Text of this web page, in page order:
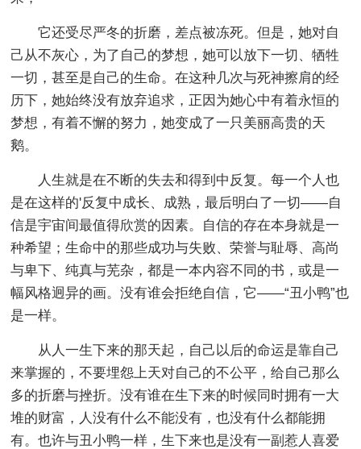
它还受尽严冬的折磨，差点被冻死。但是，她对自
己从不灰心，为了自己的梦想，她可以放下一切、牺牲
一切，甚至是自己的生命。在这种几次与死神擦肩的经
历下，她始终没有放弃追求，正因为她心中有着永恒的
梦想，有着不懈的努力，她变成了一只美丽高贵的天
鹅。
人生就是在不断的失去和得到中反复。每一个人也
是在这样的'反复中成长、成熟，最后明白了一切——自
信是宇宙间最值得欣赏的因素。自信的存在本身就是一
种希望；生命中的那些成功与失败、荣誉与耻辱、高尚
与卑下、纯真与芜杂，都是一本内容不同的书，或是一
幅风格迥异的画。没有谁会拒绝自信，它——“丑小鸭”也
是一样。
从人一生下来的那天起，自己以后的命运是靠自己
来掌握的，不要埋怨上天对自己的不公平，给自己那么
多的折磨与挫折。没有谁在生下来的时候同时拥有一大
堆的财富，人没有什么不能没有，也没有什么都能拥
有。也许与丑小鸭一样，生下来也是没有一副惹人喜爱